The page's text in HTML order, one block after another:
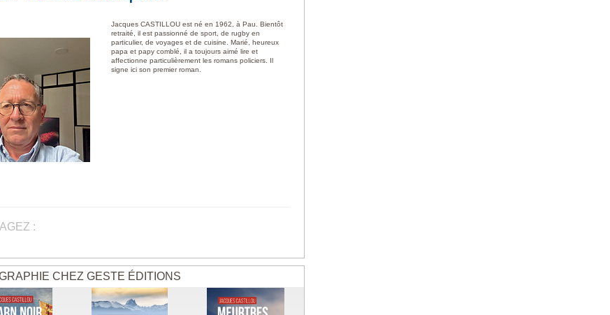
Jacques CASTILLOU est né en 1962, à Pau. Bientôt
retraité, il est passionné de sport, de rugby en
particulier, de voyages et de cuisine. Marié, heureux
papa et papy comblé, il a toujours aimé lire et
affectionne particulièrement les romans policiers. Il
signe ici son premier roman.
:
CHEZ GESTE ÉDITIONS